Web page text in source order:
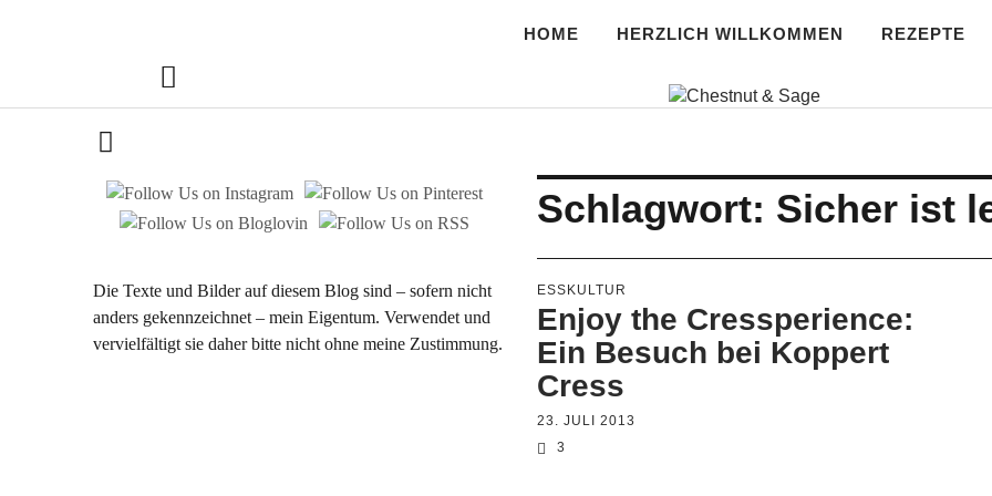
HOME HERZLICH WILLKOMMEN REZEPTE
Chestnut & Sage
Schlagwort: Sicher ist
ESSKULTUR
Enjoy the Cressperience:
Ein Besuch bei Koppert
Cress
23. JULI 2013
3
Die Texte und Bilder auf diesem Blog sind – sofern nicht
anders gekennzeichnet – mein Eigentum. Verwendet und
vervielfältigt sie daher bitte nicht ohne meine Zustimmung.